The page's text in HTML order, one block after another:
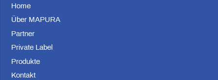
Home
Über MAPURA
Partner
Private Label
Produkte
Kontakt